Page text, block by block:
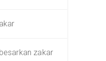
zakar